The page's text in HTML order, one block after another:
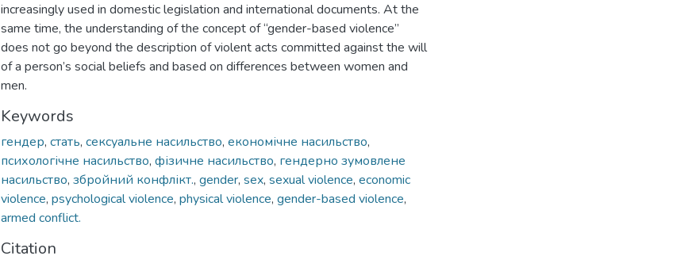
increasingly used in domestic legislation and international documents. At the
same time, the understanding of the concept of “gender-based violence”
does not go beyond the description of violent acts committed against the will
of a person’s social beliefs and based on differences between women and
men.
Keywords
гендер, стать, сексуальне насильство, економічне насильство,
психологічне насильство, фізичне насильство, гендерно зумовлене
насильство, збройний конфлікт., gender, sex, sexual violence, economic
violence, psychological violence, physical violence, gender-based violence,
armed conflict.
Citation